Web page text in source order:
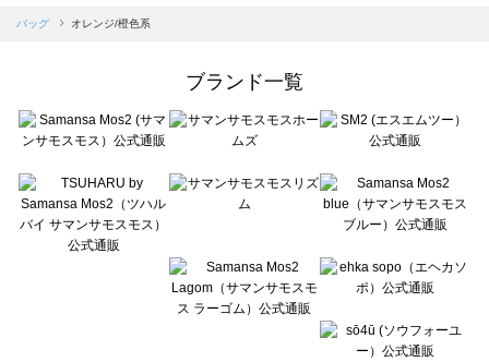
Samansa Mos2 blue（サマンサモスモス ブルー）のバッグ一覧
sō4ū（ソウフォーユー）のバッグ一覧
Te chichi（テチチ）のバッグ一覧
Te chichi CLASSIC（テチチ クラシック）のバッグ一覧
Lugnoncure（ルノンキュール）のバッグ一覧
BETTY'S BLUE（べティーズブルー）のバッグ一覧
Wpc.（ワールドパーティー）のバッグ一覧
バッグ オレンジ/橙色系
ブランド一覧